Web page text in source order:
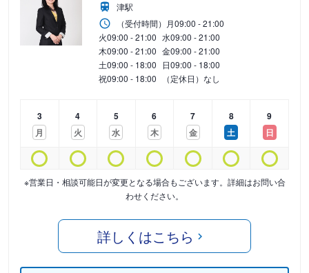
津駅
（受付時間） 月09:00 - 21:00
火09:00 - 21:00 水09:00 - 21:00
木09:00 - 21:00 金09:00 - 21:00
土09:00 - 18:00 日09:00 - 18:00
祝09:00 - 18:00 （定休日）なし
3
月
4
火
5
水
6
木
7
金
8
土
9
日
※営業日・相談可能日が変更となる場合もございます。詳細はお問い合
わせください。
詳しくはこちら